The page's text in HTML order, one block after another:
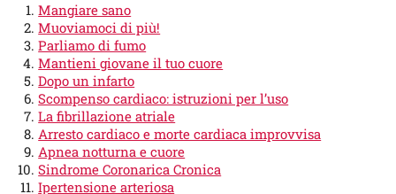
Mangiare sano
Muoviamoci di più!
Parliamo di fumo
Mantieni giovane il tuo cuore
Dopo un infarto
Scompenso cardiaco: istruzioni per l’uso
La fibrillazione atriale
Arresto cardiaco e morte cardiaca improvvisa
Apnea notturna e cuore
Sindrome Coronarica Cronica
Ipertensione arteriosa